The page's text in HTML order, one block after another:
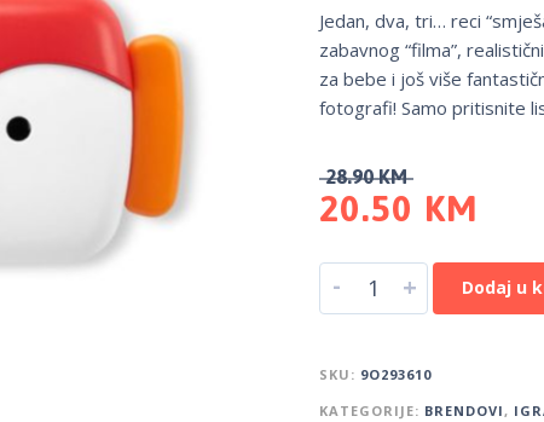
Jedan, dva, tri… reci
zabavnog “filma”,
za bebe i još više
fotografi! Samo pritisnite
28.90KM
20.50 KM
- + Dodaj u
SKU: 9O293610
KATEGORIJE: BRENDOVI,